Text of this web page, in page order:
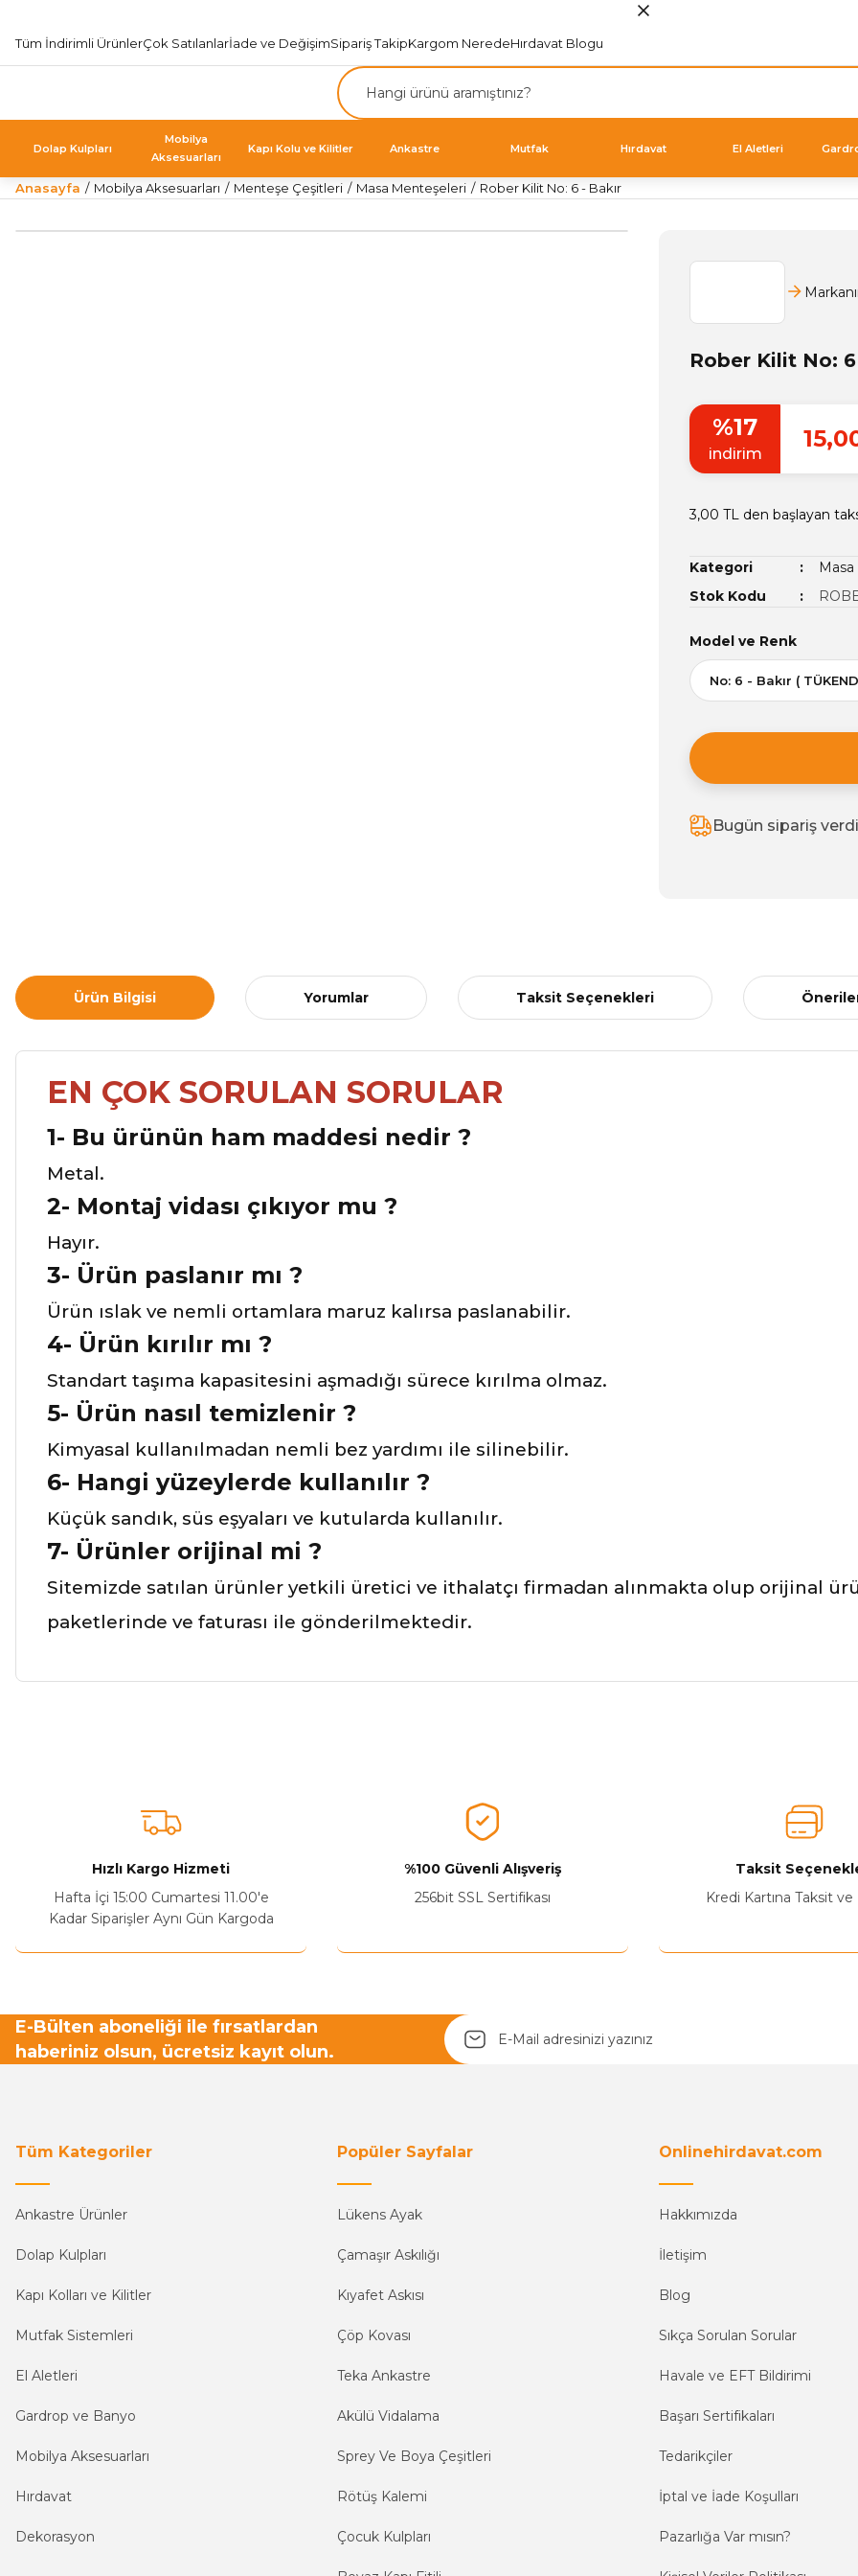
Tüm İndirimli ÜrünlerÇok Satılanlarİade ve DeğişimSipariş TakipKargom NeredeHırdavat Blogu
Dolap Kulpları
Mobilya
Aksesuarları
Kapı Kolu ve Kilitler Ankastre Mutfak Hırdavat El Aletleri
Anasayfa Mobilya Aksesuarları Menteşe Çeşitleri Masa Menteşeleri Rober Kilit No: 6 - Bakır
Rober Kilit No: 6
%17
indirim
3,00 TL den başlayan
Kategori
Stok Kodu
Model ve Renk
Bugün sipariş
Ürün Bilgisi Yorumlar Taksit Seçenekleri
EN ÇOK SORULAN SORULAR
1- Bu ürünün ham maddesi nedir ?
Metal.
2- Montaj vidası çıkıyor mu ?
Hayır.
3- Ürün paslanır mı ?
Ürün ıslak ve nemli ortamlara maruz kalırsa paslanabilir.
4- Ürün kırılır mı ?
Standart taşıma kapasitesini aşmadığı sürece kırılma olmaz.
5- Ürün nasıl temizlenir ?
Kimyasal kullanılmadan nemli bez yardımı ile silinebilir.
6- Hangi yüzeylerde kullanılır ?
Küçük sandık, süs eşyaları ve kutularda kullanılır.
7- Ürünler orijinal mi ?
Sitemizde satılan ürünler yetkili üretici ve ithalatçı firmadan alınmakta olup orijinal
paketlerinde ve faturası ile gönderilmektedir.
Ürün açıklamasında eksik bilgiler bulunuyor.
Bu ürüne benzer farklı alternatifler olmalı.
Yetkiliye Gönder
Hızlı Kargo Hizmeti
Hafta İçi 15:00 Cumartesi 11.00'e
Kadar Siparişler Aynı Gün Kargoda
%100 Güvenli Alışveriş
256bit SSL Sertifikası
Taksit
Kredi Kartına Taksit ve
E-Bülten aboneliği ile fırsatlardan
haberiniz olsun, ücretsiz kayıt olun.
Tüm Kategoriler
Ankastre Ürünler
Dolap Kulpları
Kapı Kolları ve Kilitler
Mutfak Sistemleri
El Aletleri
Gardrop ve Banyo
Mobilya Aksesuarları
Hırdavat
Dekorasyon
Popüler Sayfalar
Lükens Ayak
Çamaşır Askılığı
Kıyafet Askısı
Çöp Kovası
Teka Ankastre
Akülü Vidalama
Sprey Ve Boya Çeşitleri
Rötüş Kalemi
Çocuk Kulpları
Onlinehirdavat.com
Hakkımızda
İletişim
Blog
Sıkça Sorulan Sorular
Havale ve EFT Bildirimi
Başarı Sertifikaları
Tedarikçiler
İptal ve İade Koşulları
Pazarlığa Var mısın?